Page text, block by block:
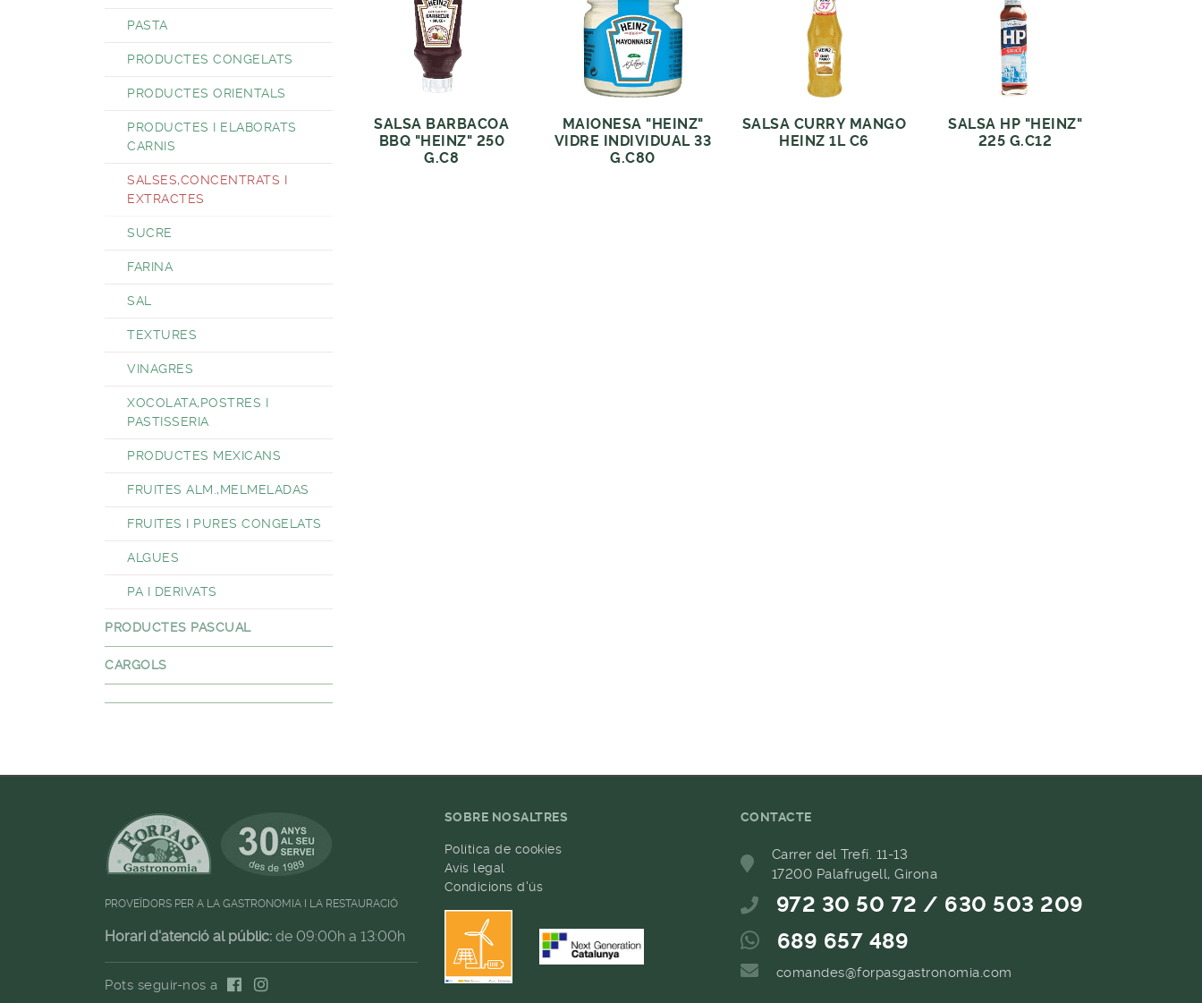
PASTA
PRODUCTES CONGELATS
PRODUCTES ORIENTALS
PRODUCTES I ELABORATS
CARNIS
SALSES,CONCENTRATS I
EXTRACTES
SUCRE
FARINA
SAL
TEXTURES
VINAGRES
XOCOLATA,POSTRES I
PASTISSERIA
PRODUCTES MEXICANS
FRUITES ALM.,MELMELADAS
FRUITES I PURES CONGELATS
ALGUES
PA I DERIVATS
PRODUCTES PASCUAL
CARGOLS
SALSA BARBACOA
BBQ "HEINZ" 250
G.C8
MAIONESA "HEINZ"
VIDRE INDIVIDUAL 33
G.C80
SALSA CURRY MANGO
HEINZ 1L C6
SALSA HP "HEINZ"
225 G.C12
PROVEÏDORS PER A LA GASTRONOMIA I LA RESTAURACIÓ
Horari d'atenció al públic: de 09:00h a 13:00h
Pots seguir-nos a
SOBRE NOSALTRES
Política de cookies
Avís legal
Condicions d'ús
CONTACTE
Carrer del Trefí. 11-13
17200 Palafrugell, Girona
972 30 50 72 / 630 503 209
689 657 489
comandes@forpasgastronomia.com